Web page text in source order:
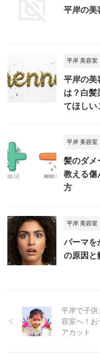
平岸の美
平岸 美容室
平岸の美
は？白髪
てほしい
平岸 美容室
髪のダメ
教える傷
方
平岸 美容室
パーマを
の原因と
平岸で子
容室へ！
アカット